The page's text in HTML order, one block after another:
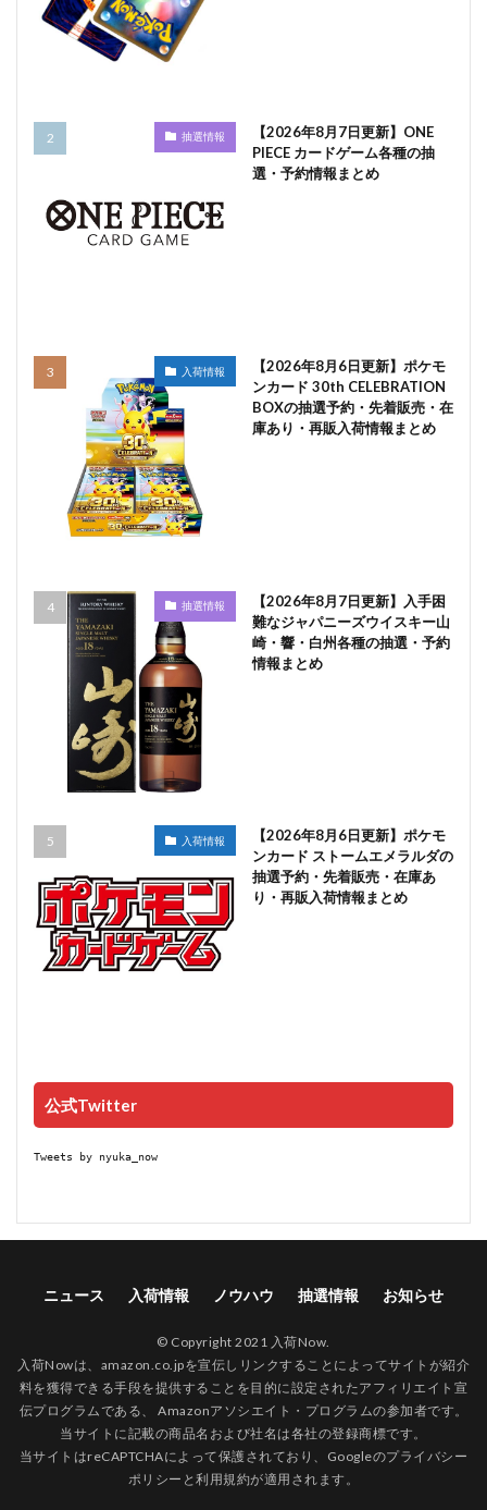
抽選情報
【2026年8月7日更新】ONE
PIECE カードゲーム各種の抽
選・予約情報まとめ
入荷情報
【2026年8月6日更新】ポケモ
ンカード 30th CELEBRATION
BOXの抽選予約・先着販売・在
庫あり・再販入荷情報まとめ
抽選情報
【2026年8月7日更新】入手困
難なジャパニーズウイスキー山
崎・響・白州各種の抽選・予約
情報まとめ
入荷情報
【2026年8月6日更新】ポケモ
ンカード ストームエメラルダの
抽選予約・先着販売・在庫あ
り・再販入荷情報まとめ
公式Twitter
Tweets by nyuka_now
ニュース 入荷情報 ノウハウ 抽選情報 お知らせ
© Copyright 2021 入荷Now.
入荷Nowは、amazon.co.jpを宣伝しリンクすることによってサイトが紹介
料を獲得できる手段を提供することを目的に設定されたアフィリエイト宣
伝プログラムである、 Amazonアソシエイト・プログラムの参加者です。
当サイトに記載の商品名および社名は各社の登録商標です。
当サイトはreCAPTCHAによって保護されており、Googleのプライバシー
ポリシー と利用規約が適用されます。